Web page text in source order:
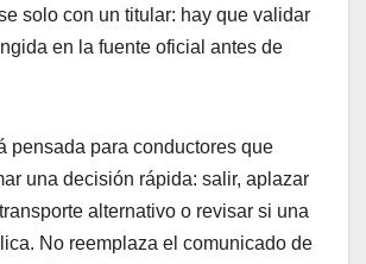
solo con un titular: hay que validar
en la fuente oficial antes de
pensada para conductores que
una decisión rápida: salir, aplazar
alternativo o revisar si una
No reemplaza el comunicado de